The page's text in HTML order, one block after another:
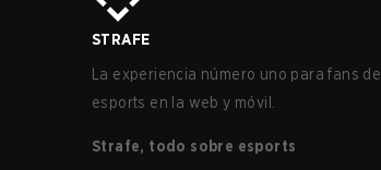
STRAFE
La experiencia número uno para fans de
esports en la web y móvil.
Strafe, todo sobre esports